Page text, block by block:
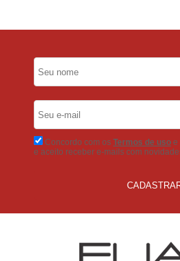
Concordo com os Termos de usoe
e aceito receber e-mails com